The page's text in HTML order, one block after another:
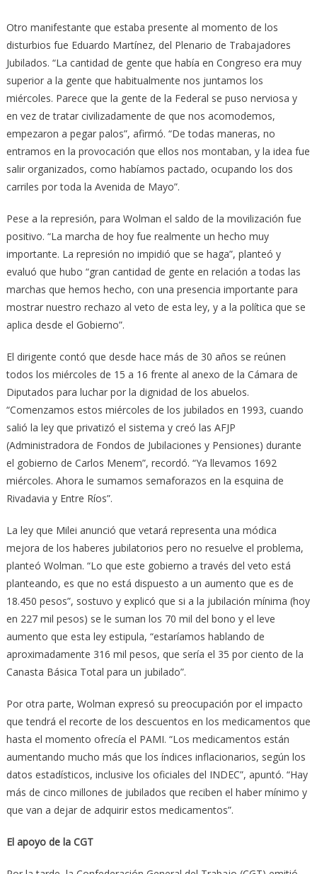
Otro manifestante que estaba presente al momento de los
disturbios fue Eduardo Martínez, del Plenario de Trabajadores
Jubilados. “La cantidad de gente que había en Congreso era muy
superior a la gente que habitualmente nos juntamos los
miércoles. Parece que la gente de la Federal se puso nerviosa y
en vez de tratar civilizadamente de que nos acomodemos,
empezaron a pegar palos”, afirmó. “De todas maneras, no
entramos en la provocación que ellos nos montaban, y la idea fue
salir organizados, como habíamos pactado, ocupando los dos
carriles por toda la Avenida de Mayo”.
Pese a la represión, para Wolman el saldo de la movilización fue
positivo. “La marcha de hoy fue realmente un hecho muy
importante. La represión no impidió que se haga”, planteó y
evaluó que hubo “gran cantidad de gente en relación a todas las
marchas que hemos hecho, con una presencia importante para
mostrar nuestro rechazo al veto de esta ley, y a la política que se
aplica desde el Gobierno”.
El dirigente contó que desde hace más de 30 años se reúnen
todos los miércoles de 15 a 16 frente al anexo de la Cámara de
Diputados para luchar por la dignidad de los abuelos.
“Comenzamos estos miércoles de los jubilados en 1993, cuando
salió la ley que privatizó el sistema y creó las AFJP
(Administradora de Fondos de Jubilaciones y Pensiones) durante
el gobierno de Carlos Menem”, recordó. “Ya llevamos 1692
miércoles. Ahora le sumamos semaforazos en la esquina de
Rivadavia y Entre Ríos”.
La ley que Milei anunció que vetará representa una módica
mejora de los haberes jubilatorios pero no resuelve el problema,
planteó Wolman. “Lo que este gobierno a través del veto está
planteando, es que no está dispuesto a un aumento que es de
18.450 pesos”, sostuvo y explicó que si a la jubilación mínima (hoy
en 227 mil pesos) se le suman los 70 mil del bono y el leve
aumento que esta ley estipula, “estaríamos hablando de
aproximadamente 316 mil pesos, que sería el 35 por ciento de la
Canasta Básica Total para un jubilado”.
Por otra parte, Wolman expresó su preocupación por el impacto
que tendrá el recorte de los descuentos en los medicamentos que
hasta el momento ofrecía el PAMI. “Los medicamentos están
aumentando mucho más que los índices inflacionarios, según los
datos estadísticos, inclusive los oficiales del INDEC”, apuntó. “Hay
más de cinco millones de jubilados que reciben el haber mínimo y
que van a dejar de adquirir estos medicamentos”.
El apoyo de la CGT